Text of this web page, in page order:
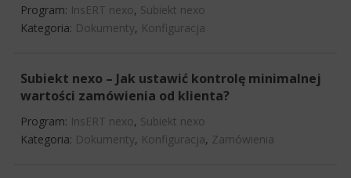
Program: InsERT nexo, Subiekt nexo
Kategoria: Dokumenty, Konfiguracja
Subiekt nexo – Jak ustawić kontrolę minimalnej
wartości zamówienia od klienta?
Program: InsERT nexo, Subiekt nexo
Kategoria: Dokumenty, Konfiguracja, Zamówienia